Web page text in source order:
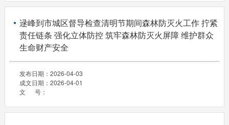
逯峰到市城区督导检查清明节期间森林防灭火工作 拧紧
责任链条 强化立体防控 筑牢森林防灭火屏障 维护群众
生命财产安全
发布日期： 2026-04-03
成文日期： 2026-04-01
文 号：